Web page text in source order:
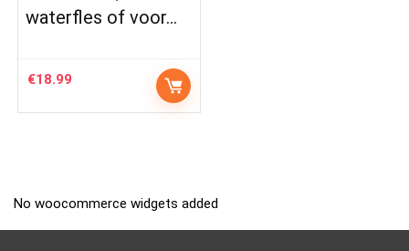
waterfles of voor…
€18.99
No woocommerce widgets added